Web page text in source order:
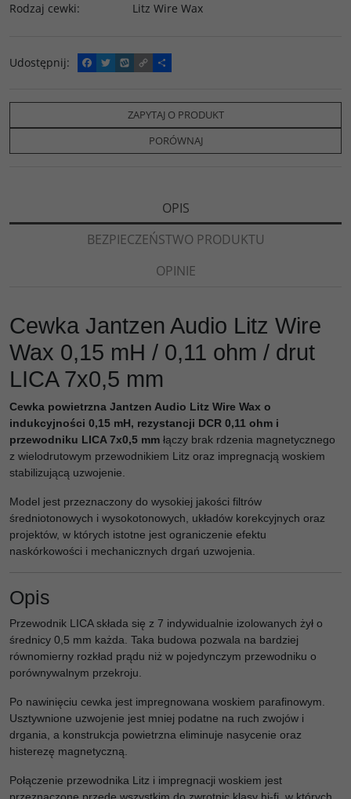
Rodzaj cewki: Litz Wire Wax
Udostępnij:
F
a
e
o
k
T
w
t
e
W
y
o
p
C
o
y
L
i
n
k
P
o
z
i
e
l
s
ZAPYTAJ O PRODUKT
PORÓWNAJ
OPIS
BEZPIECZEŃSTWO PRODUKTU
OPINIE
Cewka Jantzen Audio Litz Wire
Wax 0,15 mH / 0,11 ohm / drut
LICA 7x0,5 mm
Cewka powietrzna Jantzen Audio Litz Wire Wax o
indukcyjności 0,15 mH, rezystancji DCR 0,11 ohm i
przewodniku LICA 7x0,5 mm łączy brak rdzenia magnetycznego
z wielodrutowym przewodnikiem Litz oraz impregnacją woskiem
stabilizującą uzwojenie.
Model jest przeznaczony do wysokiej jakości filtrów
średniotonowych i wysokotonowych, układów korekcyjnych oraz
projektów, w których istotne jest ograniczenie efektu
naskórkowości i mechanicznych drgań uzwojenia.
Opis
Przewodnik LICA składa się z 7 indywidualnie izolowanych żył o
średnicy 0,5 mm każda. Taka budowa pozwala na bardziej
równomierny rozkład prądu niż w pojedynczym przewodniku o
porównywalnym przekroju.
Po nawinięciu cewka jest impregnowana woskiem parafinowym.
Usztywnione uzwojenie jest mniej podatne na ruch zwojów i
drgania, a konstrukcja powietrzna eliminuje nasycenie oraz
histerezę magnetyczną.
Połączenie przewodnika Litz i impregnacji woskiem jest